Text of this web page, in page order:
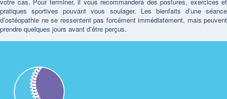
pratiques sportives pouvant vous soulager. Les bienfaits d’une séance
d’ostéopathie ne se ressentent pas forcément immédiatement, mais peuvent
prendre quelques jours avant d’être perçus.